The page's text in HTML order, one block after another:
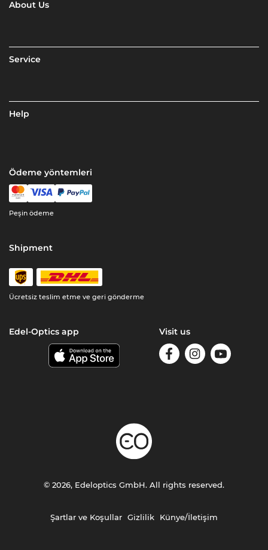
About Us
Service
Help
Ödeme yöntemleri
Peşin ödeme
Shipment
Ücretsiz teslim etme ve geri gönderme
Edel-Optics app Visit us
Şartlar ve Koşullar Gizlilik Künye/İletişim
© 2026, Edeloptics GmbH. All rights reserved.